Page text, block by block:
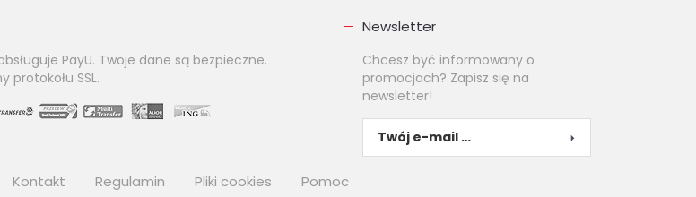
PayU. Twoje dane są bezpieczne.
protokołu SSL.
Newsletter
Chcesz być informowany o
promocjach? Zapisz się na
newsletter!
Kontakt Regulamin Pliki cookies Pomoc